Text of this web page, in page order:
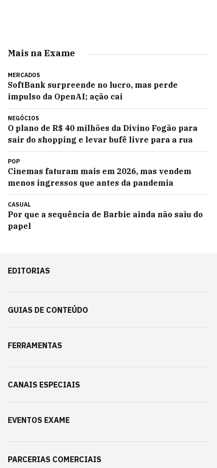
Mais na Exame
MERCADOS
SoftBank surpreende no lucro, mas perde
impulso da OpenAI; ação cai
NEGÓCIOS
O plano de R$ 40 milhões da Divino Fogão para
sair do shopping e levar bufê livre para a rua
POP
Cinemas faturam mais em 2026, mas vendem
menos ingressos que antes da pandemia
CASUAL
Por que a sequência de Barbie ainda não saiu do
papel
EDITORIAS
GUIAS DE CONTEÚDO
FERRAMENTAS
CANAIS ESPECIAIS
EVENTOS EXAME
PARCERIAS COMERCIAIS